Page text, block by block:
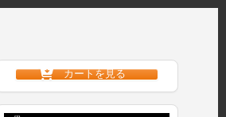
カートを見る